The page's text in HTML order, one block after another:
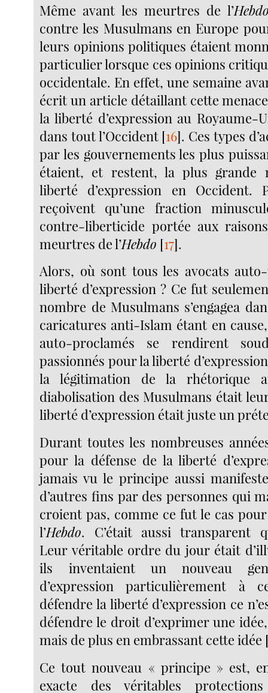
Même avant les meurtres de l’
contre les Musulmans en Europe
leurs opinions politiques étaient
particulier lorsque ces opinions
occidentale. En effet, une semaine
écrit un article détaillant cette
la liberté d’expression au Royaume-
dans tout l’Occident[16]. Ces types
par les gouvernements les plus
étaient, et restent, la plus grande
liberté d’expression en Occident.
reçoivent qu’une fraction
contre-liberticide portée aux
meurtres de l’Hebdo [17].
Alors, où sont tous les avocats
liberté d’expression ? Ce fut
nombre de Musulmans s’engagea
caricatures anti-Islam étant en
auto-proclamés se rendirent
passionnés pour la liberté
la légitimation de la rhétorique
diabolisation des Musulmans était
liberté d’expression était juste un
Durant toutes les nombreuses
pour la défense de la liberté
jamais vu le principe aussi
d’autres fins par des personnes qui
croient pas, comme ce fut le cas
l’Hebdo. C’était aussi transparent
Leur véritable ordre du jour était
ils inventaient un nouveau
d’expression particulièrement à
défendre la liberté d’expression ce
défendre le droit d’exprimer une
mais de plus en embrassant cette idée
Ce tout nouveau « principe » est,
exacte des véritables